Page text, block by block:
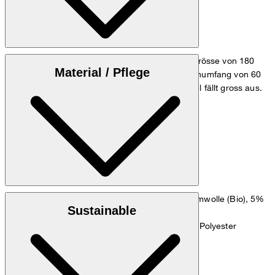
Das Model trägt die Grösse 36 bei einer Körpergrösse von 180
cm, einem Brustumfang von 83 cm, einem Taillenumfang von 60
cm und einem Hüftumfang von 90 cm. Der Artikel fällt gross aus.
Maßtabelle
Material / Pflege
: Soft Doubleweave Twill aus 95% Baumwolle (Bio), 5%
: Fließende Qualität aus 67% Acetat, 33% Polyester
Sustainable